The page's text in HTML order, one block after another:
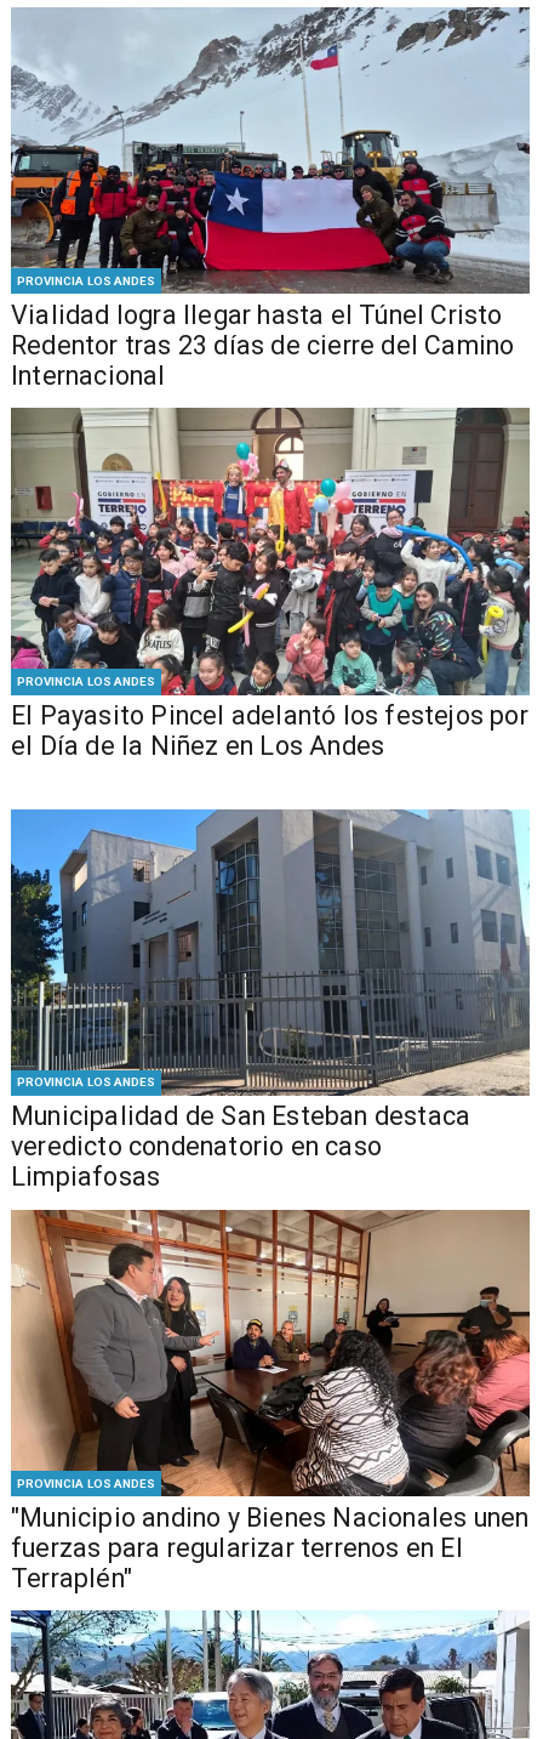
PROVINCIA LOS ANDES
Vialidad logra llegar hasta el Túnel Cristo
Redentor tras 23 días de cierre del Camino
Internacional
PROVINCIA LOS ANDES
El Payasito Pincel adelantó los festejos por
el Día de la Niñez en Los Andes
PROVINCIA LOS ANDES
Municipalidad de San Esteban destaca
veredicto condenatorio en caso
Limpiafosas
PROVINCIA LOS ANDES
"Municipio andino y Bienes Nacionales unen
fuerzas para regularizar terrenos en El
Terraplén"